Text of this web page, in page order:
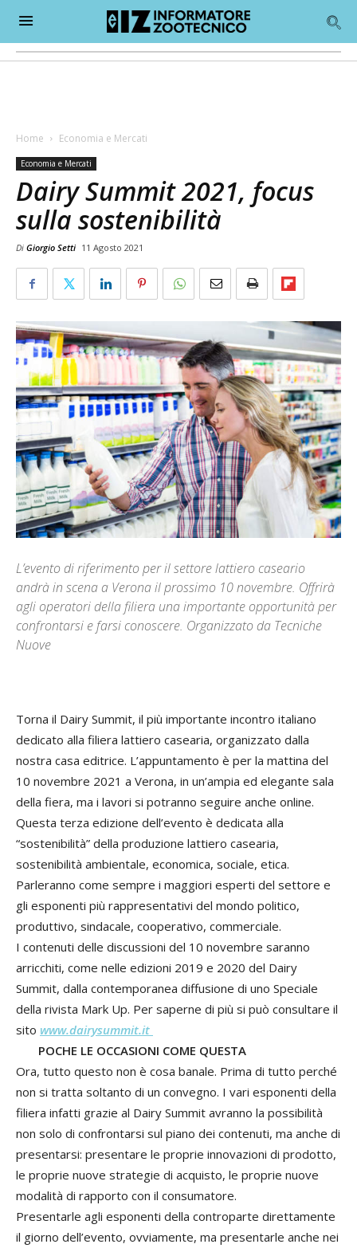
Home Economia e Mercati
Economia e Mercati
Dairy Summit 2021, focus
sulla sostenibilità
Di Giorgio Setti 11 Agosto 2021
L’evento di riferimento per il settore lattiero caseario
andrà in scena a Verona il prossimo 10 novembre. Offrirà
agli operatori della filiera una importante opportunità per
confrontarsi e farsi conoscere. Organizzato da Tecniche
Nuove
Torna il Dairy Summit, il più importante incontro italiano
dedicato alla filiera lattiero casearia, organizzato dalla
nostra casa editrice. L’appuntamento è per la mattina del
10 novembre 2021 a Verona, in un’ampia ed elegante sala
della fiera, ma i lavori si potranno seguire anche online.
Questa terza edizione dell’evento è dedicata alla
“sostenibilità” della produzione lattiero casearia,
sostenibilità ambientale, economica, sociale, etica.
Parleranno come sempre i maggiori esperti del settore e
gli esponenti più rappresentativi del mondo politico,
produttivo, sindacale, cooperativo, commerciale.
I contenuti delle discussioni del 10 novembre saranno
arricchiti, come nelle edizioni 2019 e 2020 del Dairy
Summit, dalla contemporanea diffusione di uno Speciale
della rivista Mark Up. Per saperne di più si può consultare il
sito www.dairysummit.it
POCHE LE OCCASIONI COME QUESTA
Ora, tutto questo non è cosa banale. Prima di tutto perché
non si tratta soltanto di un convegno. I vari esponenti della
filiera infatti grazie al Dairy Summit avranno la possibilità
non solo di confrontarsi sul piano dei contenuti, ma anche di
presentarsi: presentare le proprie innovazioni di prodotto,
le proprie nuove strategie di acquisto, le proprie nuove
modalità di rapporto con il consumatore.
Presentarle agli esponenti della controparte direttamente
il giorno dell’evento, ovviamente, ma presentarle anche nei